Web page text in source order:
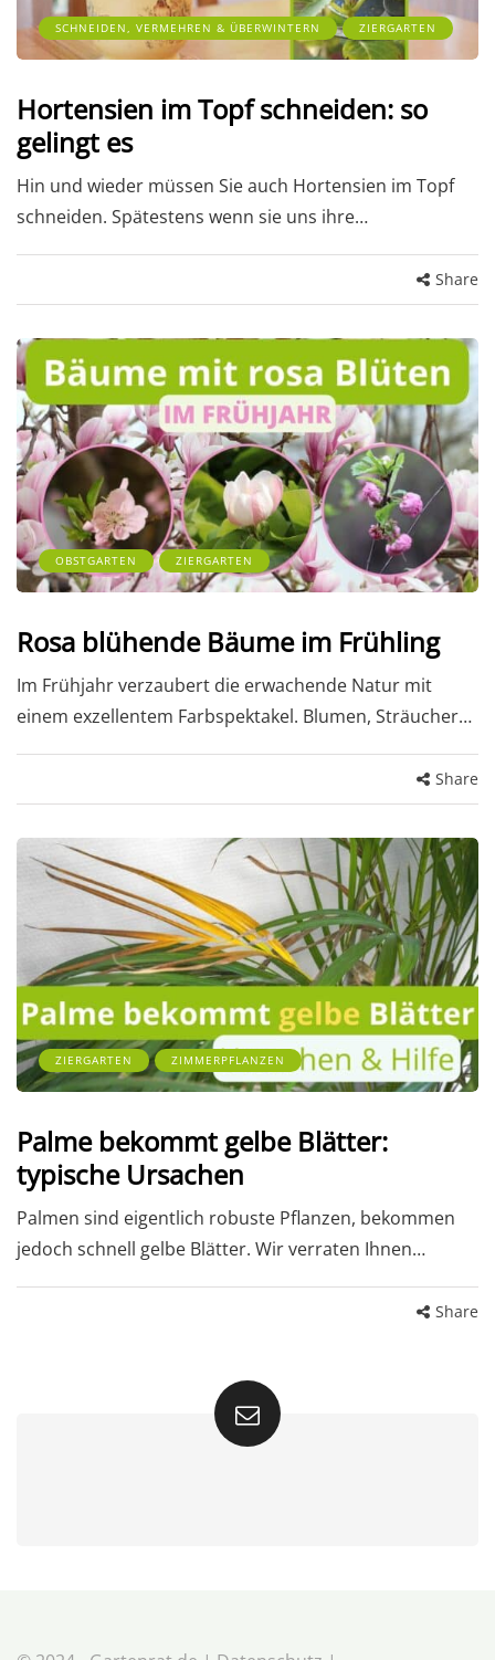
SCHNEIDEN, VERMEHREN & ÜBERWINTERN ZIERGARTEN
Hortensien im Topf schneiden: so
gelingt es
Hin und wieder müssen Sie auch Hortensien im Topf
schneiden. Spätestens wenn sie uns ihre…
Share
OBSTGARTEN ZIERGARTEN
Rosa blühende Bäume im Frühling
Im Frühjahr verzaubert die erwachende Natur mit
einem exzellentem Farbspektakel. Blumen, Sträucher…
Share
ZIERGARTEN ZIMMERPFLANZEN
Palme bekommt gelbe Blätter:
typische Ursachen
Palmen sind eigentlich robuste Pflanzen, bekommen
jedoch schnell gelbe Blätter. Wir verraten Ihnen…
Share